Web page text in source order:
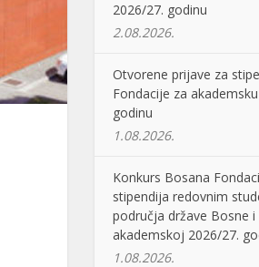
2026/27. godinu
2.08.2026.
Otvorene prijave za
Fondacije za
godinu
1.08.2026.
Konkurs Bosana
stipendija redovnim
područja države Bosne i
akademskoj 2026/27.
1.08.2026.